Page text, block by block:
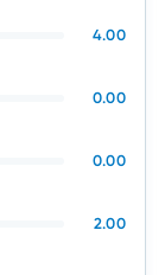
4.00
0.00
0.00
2.00